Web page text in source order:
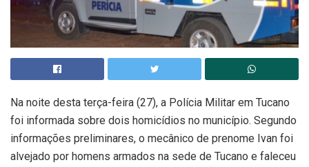
Na noite desta terça-feira (27), a Polícia Militar em Tucano
foi informada sobre dois homicídios no município. Segundo
informações preliminares, o mecânico de prenome Ivan foi
alvejado por homens armados na sede de Tucano e faleceu